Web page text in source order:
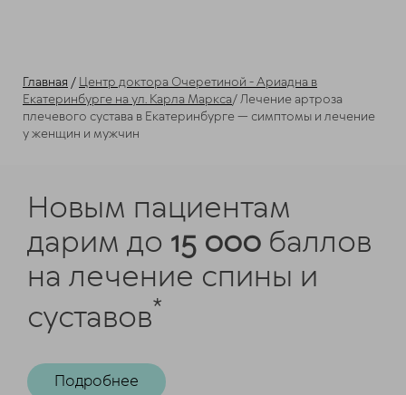
Главная / Центр доктора Очеретиной - Ариадна в
Екатеринбурге на ул. Карла Маркса/Лечение артроза
плечевого сустава в Екатеринбурге — симптомы и лечение
у женщин и мужчин
Новым пациентам
дарим до 15 000 баллов
на лечение спины и
суставов*
Подробнее